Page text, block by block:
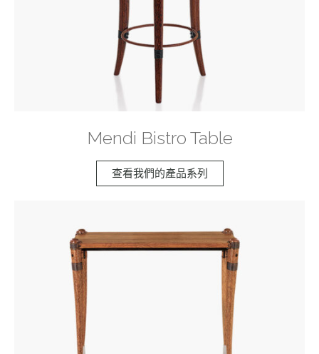
Mendi Bistro Table
查看我們的產品系列